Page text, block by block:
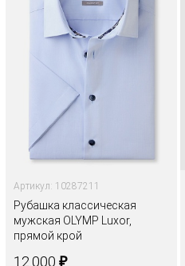
Артикул: 10287211
Рубашка классическая
мужская OLYMP Luxor,
прямой крой
12.000 ₽